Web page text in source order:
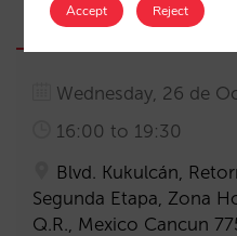
Wednesday, 26 de
16:00 to 19:30
Blvd. Kukulcán,
Segunda Etapa, Zona
Q.R., Mexico Cancun
Accept Reject